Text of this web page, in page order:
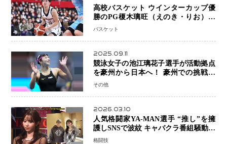
高校バスケット ウインターカップ優
勝のPG榎木璃旺（えのき・りお）が
プロの現場へ―。
バスケット
2025.09.11
競泳女子の池江璃花子選手が活動拠点
を豪州から日本へ！ 豪州での挑戦を
糧に、28年ロサンゼルス五輪へ再始動
その他
2026.03.10
人気格闘家YA-MAN選手 “推し”を擁
護しSNSで波紋 キャバクラ番組騒動に
参戦…結果的にPR効果も？
格闘技